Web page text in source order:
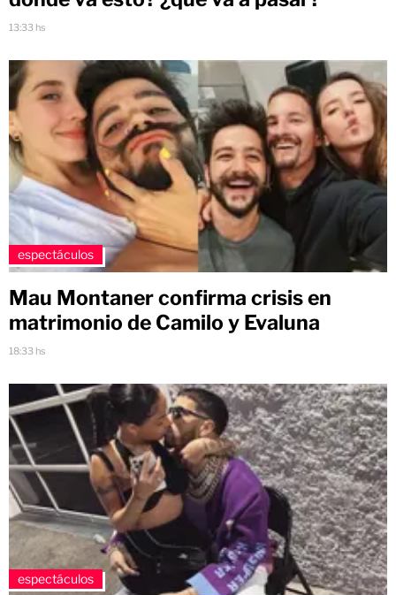
13:33 hs
espectáculos
Mau Montaner confirma crisis en
matrimonio de Camilo y Evaluna
18:33 hs
espectáculos